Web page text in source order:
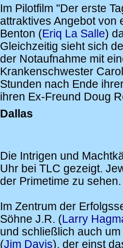
Im Pilotfilm "Der erste
attraktives Angebot von
Benton (Eriq La Salle)
Gleichzeitig sieht sich
der Notaufnahme mit
Krankenschwester
Stunden nach Ende
ihren Ex-Freund Doug
Dallas
Die Intrigen und
Uhr bei TLC gezeigt.
der Primetime zu sehen.
Im Zentrum der
Söhne J.R. ( Larry
und schließlich auch
(Jim Davis), der einst